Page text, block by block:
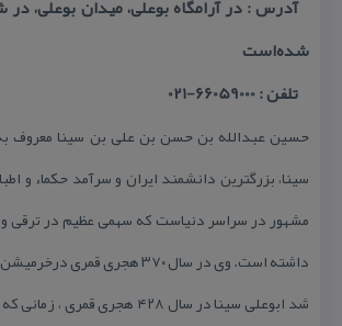
آدرس : در آرامگاه بوعلی، میدان بوعلی، در
شده‌است
تلفن : 66059000-021
حسین عبدالله بن حسن بن علی بن سینا معروف به
سینا، بزرگترین دانشمند ایران و سرآمد حكماء و
مشهور در سراسر دنیاست كه سهمی عظیم در ترقی
داشته است. وی در سال ۳۷۰ هجری